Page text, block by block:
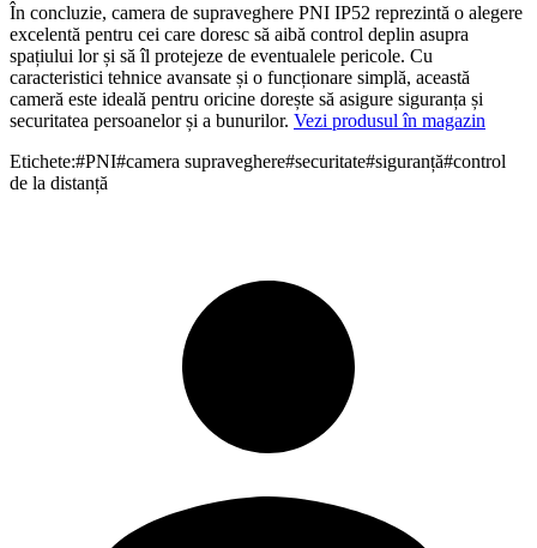
În concluzie, camera de supraveghere PNI IP52 reprezintă o alegere
excelentă pentru cei care doresc să aibă control deplin asupra
spațiului lor și să îl protejeze de eventualele pericole. Cu
caracteristici tehnice avansate și o funcționare simplă, această
cameră este ideală pentru oricine dorește să asigure siguranța și
securitatea persoanelor și a bunurilor. Vezi produsul în magazin
Etichete:#PNI#camera supraveghere#securitate#siguranță#control
de la distanță